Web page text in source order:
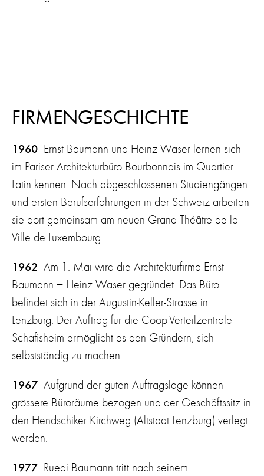
FIRMENGESCHICHTE
1960 Ernst Baumann und Heinz Waser lernen sich
im Pariser Architekturbüro Bourbonnais im Quartier
Latin kennen. Nach abgeschlossenen Studiengängen
und ersten Berufserfahrungen in der Schweiz arbeiten
sie dort gemeinsam am neuen Grand Théâtre de la
Ville de Luxembourg.
1962 Am 1. Mai wird die Architekturfirma Ernst
Baumann + Heinz Waser gegründet. Das Büro
befindet sich in der Augustin-Keller-Strasse in
Lenzburg. Der Auftrag für die Coop-Verteilzentrale
Schafisheim ermöglicht es den Gründern, sich
selbstständig zu machen.
1967 Aufgrund der guten Auftragslage können
grössere Büroräume bezogen und der Geschäftssitz in
den Hendschiker Kirchweg (Altstadt Lenzburg) verlegt
werden.
1977 Ruedi Baumann tritt nach seinem